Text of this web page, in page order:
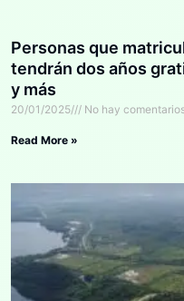
Personas que
tendrán dos años
y más
20/01/2025 No hay
Read More »